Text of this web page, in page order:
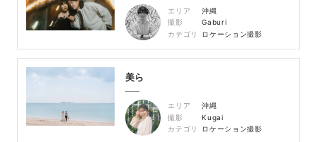
エリア
沖縄
撮影
Gaburi
カテゴリ
ロケーション撮影
美ら
エリア
沖縄
撮影
Kugai
カテゴリ
ロケーション撮影